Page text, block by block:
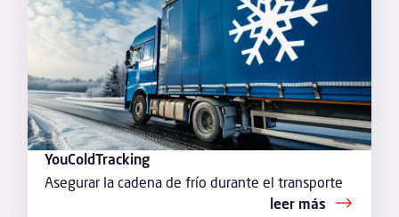
YouColdTracking
Asegurar la cadena de frío durante el transporte
leer más